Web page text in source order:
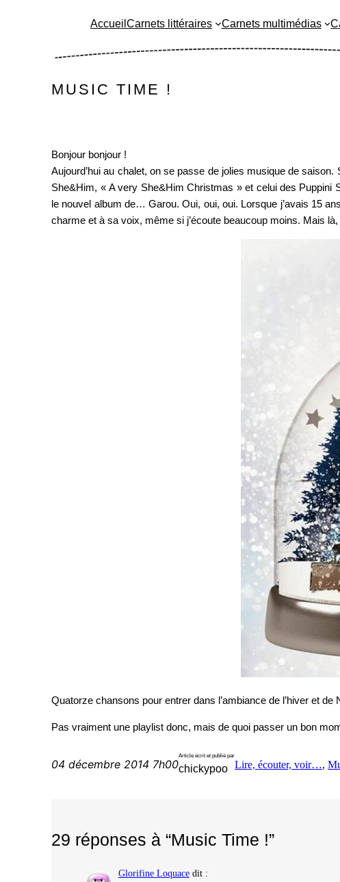
AccueilCarnets littéraires Carnets multimédias
MUSIC TIME !
Bonjour bonjour !
Aujourd’hui au chalet, on se passe de jolies musique de
She&Him, « A very She&Him Christmas » et celui des Puppini
le nouvel album de… Garou. Oui, oui, oui. Lorsque j’avais 15
charme et à sa voix, même si j’écoute beaucoup moins. Mais
Quatorze chansons pour entrer dans l’ambiance de l’hiver et
Pas vraiment une playlist donc, mais de quoi passer un bon
04 décembre 2014 7h00
Article écrit et publié par
chickypoo Lire, écouter, voir…,
29 réponses à “Music Time !”
Glorifine Loquace dit :